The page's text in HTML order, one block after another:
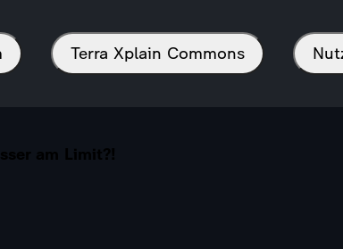
Terra Xplain Commons
am Limit?!